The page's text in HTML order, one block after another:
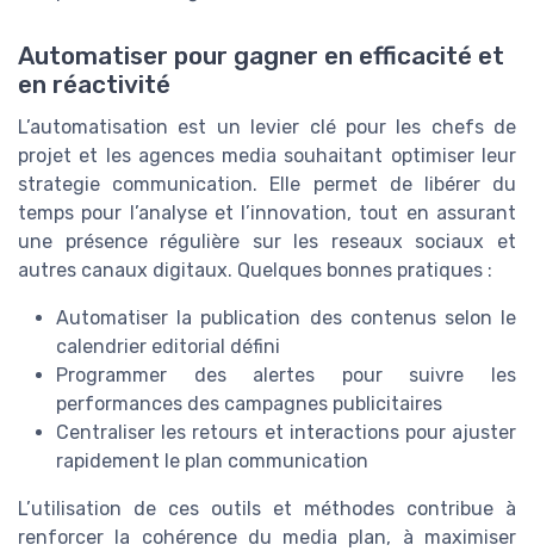
Automatiser pour gagner en efficacité et
en réactivité
L’automatisation est un levier clé pour les chefs de
projet et les agences media souhaitant optimiser leur
strategie communication. Elle permet de libérer du
temps pour l’analyse et l’innovation, tout en assurant
une présence régulière sur les reseaux sociaux et
autres canaux digitaux. Quelques bonnes pratiques :
Automatiser la publication des contenus selon le
calendrier editorial défini
Programmer des alertes pour suivre les
performances des campagnes publicitaires
Centraliser les retours et interactions pour ajuster
rapidement le plan communication
L’utilisation de ces outils et méthodes contribue à
renforcer la cohérence du media plan, à maximiser